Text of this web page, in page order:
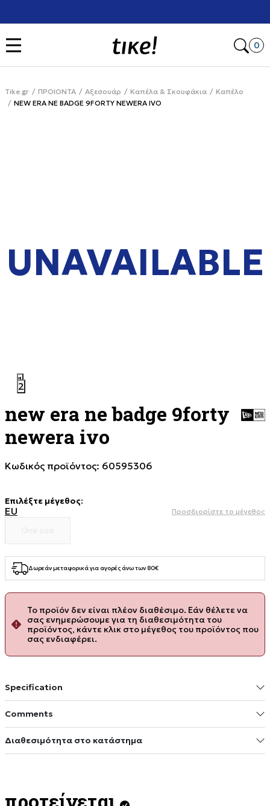
0
Tike.gr ΠΡΟΙΟΝΤΑ Αξεσουάρ Καπέλα & Σκουφάκια
Καπέλο
NEW ERA NE BADGE 9FORTY NEWERA IVO
1
2
UNAVAILABLE
new era ne badge 9forty
newera ivo
Κωδικός προϊόντος: 60595306
Επιλέξτε μέγεθος:
EU Προσδιορίστε το μέγεθος
Δωρεάν μεταφορικά για αγορές άνω των 80€
Το προϊόν δεν είναι πλέον διαθέσιμο. Εάν θέλετε να
σας ενημερώσουμε για τη διαθεσιμότητα του
προϊόντος, κάντε κλικ στο μέγεθος του προϊόντος που
σας ενδιαφέρει.
Specification
Comments
Διαθεσιμότητα στο κατάστημα
προτείνεται